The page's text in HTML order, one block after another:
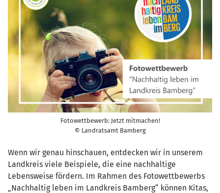
Fotowettbewerb: Jetzt mitmachen!
© Landratsamt Bamberg
Wenn wir genau hinschauen, entdecken wir in unserem
Landkreis viele Beispiele, die eine nachhaltige
Lebensweise fördern. Im Rahmen des Fotowettbewerbs
„Nachhaltig leben im Landkreis Bamberg“ können Kitas,